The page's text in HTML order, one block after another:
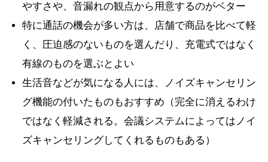
やすさや、音漏れの観点から用意するのがベター
特に通話の機会が多い方は、店舗で商品を比べて軽
く、圧迫感のないものを選んだり、充電式ではなく
有線のものを選ぶとよい
生活音などが気になる人には、ノイズキャンセリン
グ機能の付いたものもおすすめ（完全に消えるわけ
ではなく軽減される。会議システムによってはノイ
ズキャンセリングしてくれるものもある）